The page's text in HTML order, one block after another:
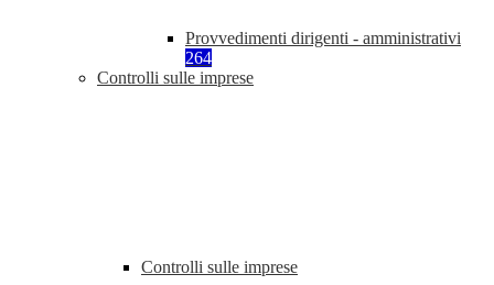
Provvedimenti dirigenti - amministrativi
264
Controlli sulle imprese
Controlli sulle imprese